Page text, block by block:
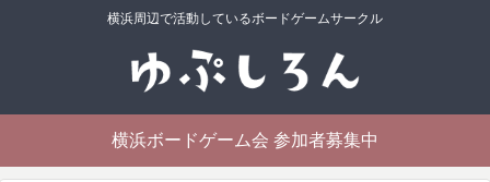
横浜周辺で活動しているボードゲームサークル
横浜ボードゲーム会 参加者募集中